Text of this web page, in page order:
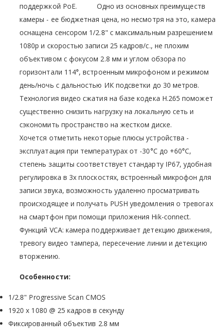
поддержкой PoE. Одно из основных преимуществ
камеры - ее бюджетная цена, но несмотря на это, камера
оснащена сенсором 1/2.8" с максимальным разрешением
1080р и скоростью записи 25 кадров/с., не плохим
объективом с фокусом 2.8 мм и углом обзора по
горизонтали 114°, встроенным микрофоном и режимом
день/ночь с дальностью ИК подсветки до 30 метров.
Технология видео сжатия на базе кодека Н.265 поможет
существенно снизить нагрузку на локальную сеть и
сэкономить пространство на жестком диске.
Хочется отметить некоторые плюсы устройства -
эксплуатация при температурах от -30°C до +60°C,
степень защиты соответствует стандарту IP67, удобная
регулировка в 3х плоскостях, встроенный микрофон для
записи звука, возможность удаленно просматривать
происходящее и получать PUSH уведомления о тревогах
на смартфон при помощи приложения Hik-connect.
Функций VCA: камера поддерживает детекцию движения,
тревогу видео тампера, пересечение линии и детекцию
вторжению.
Особенности:
1/2.8" Progressive Scan CMOS
1920 х 1080 @ 25 кадров в секунду
Фиксированный объектив 2.8 мм